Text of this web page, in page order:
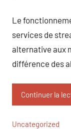
Le
services de
alternative aux
différence des
Continuer la
Uncategorized